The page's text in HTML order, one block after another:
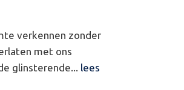
verkennen zonder
met ons
glinsterende... lees